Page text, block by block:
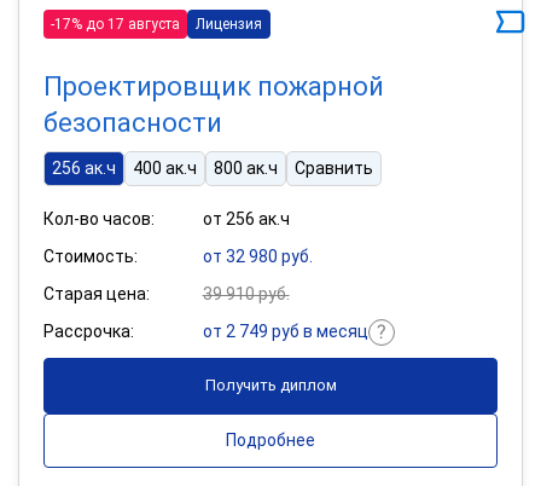
-17% до 17 августа Лицензия
Проектировщик пожарной
безопасности
256 ак.ч 400 ак.ч 800 ак.ч Сравнить
Кол-во часов:
от 256 ак.ч
Стоимость:
от 32 980 руб.
Старая цена:
39 910 руб.
Рассрочка:
от 2 749 руб в месяц
Получить диплом
Подробнее